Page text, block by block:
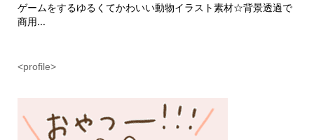
ゲームをするゆるくてかわいい動物イラスト素材☆背景透過で
商用...
<profile>